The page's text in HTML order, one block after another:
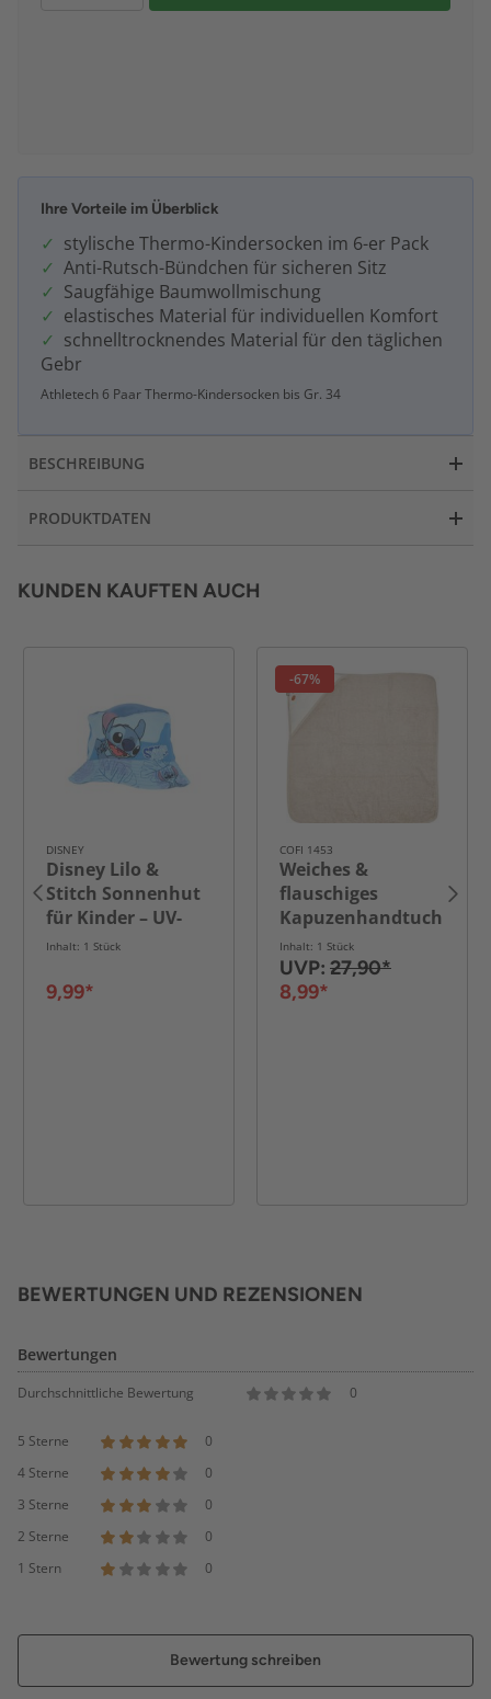
Ihre Vorteile im Überblick
stylische Thermo-Kindersocken im 6-er Pack
Anti-Rutsch-Bündchen für sicheren Sitz
Saugfähige Baumwollmischung
elastisches Material für individuellen Komfort
schnelltrocknendes Material für den täglichen
Gebr
Athletech 6 Paar Thermo-Kindersocken bis Gr. 34
BESCHREIBUNG
PRODUKTDATEN
KUNDEN KAUFTEN AUCH
DISNEY
Disney Lilo &
Stitch Sonnenhut
für Kinder – UV-
Schutz am Strand
Inhalt: 1 Stück
9,99*
-67%
COFI 1453
Weiches &
flauschiges
Kapuzenhandtuch
für Babys, 80x80
cm
Inhalt: 1 Stück
UVP: 27,90*
8,99*
BEWERTUNGEN UND REZENSIONEN
Bewertungen
Durchschnittliche Bewertung 0
5 Sterne
0
4 Sterne
0
3 Sterne
0
2 Sterne
0
1 Stern
0
Bewertung schreiben